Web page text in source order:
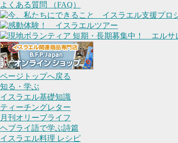
よくある質問 （FAQ）
ページトップへ戻る
知る・学ぶ
イスラエル基礎知識
ティーチングレター
月刊オリーブライフ
ヘブライ語で学ぶ詩篇
イスラエル料理 レシピ